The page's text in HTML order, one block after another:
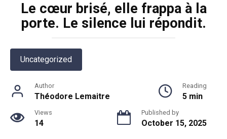
Le cœur brisé, elle frappa à la
porte. Le silence lui répondit.
Uncategorized
Author
Théodore Lemaitre
Reading
5 min
Views
14
Published by
October 15, 2025